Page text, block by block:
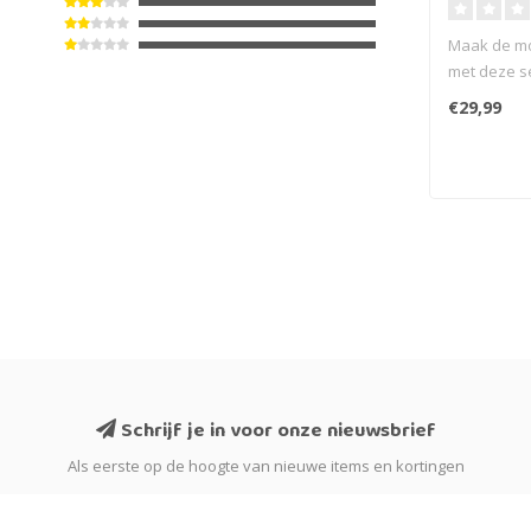
Maak de
met deze
€29,99
Schrijf je in voor onze nieuwsbrief
Als eerste op de hoogte van nieuwe items en kortingen